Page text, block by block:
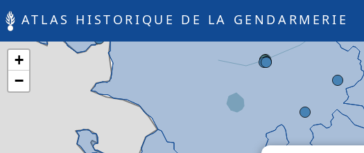
ATLAS HISTORIQUE DE LA GENDARMERIE
+
−